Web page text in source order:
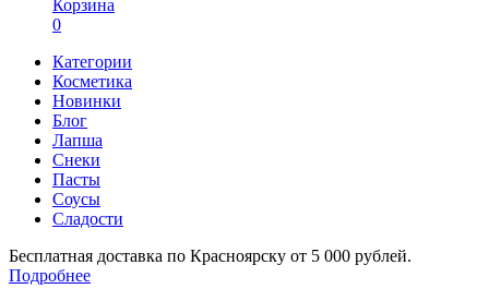
Корзина
0
Категории
Косметика
Новинки
Блог
Лапша
Снеки
Пасты
Соусы
Сладости
Бесплатная доставка по Красноярску от 5 000 рублей.
Подробнее